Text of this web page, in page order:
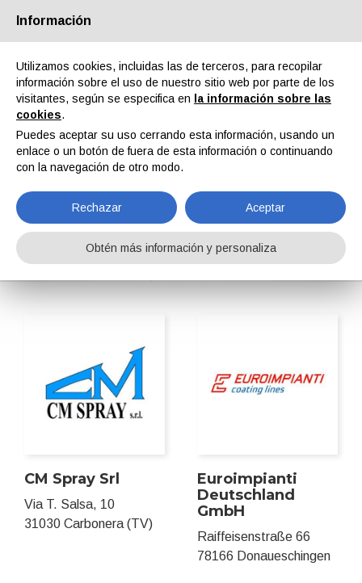
Quiénes somos Socios Contactos Área reservada
Central de polvo
ipcmPedia Buscar por categoria Central de polvo
CM Spray Srl
Via T. Salsa, 10
31030 Carbonera (TV)
Euroimpianti
Deutschland
GmbH
Raiffeisenstraße 66
78166 Donaueschingen
Información
Utilizamos cookies, incluidas las de terceros, para recopilar
información sobre el uso de nuestro sitio web por parte de los
visitantes, según se especifica en
la información sobre las
cookies.
Puedes aceptar su uso cerrando esta información, usando un
enlace o un botón de fuera de esta información o continuando
con la navegación de otro modo.
Rechazar Aceptar
Obtén más información y personaliza